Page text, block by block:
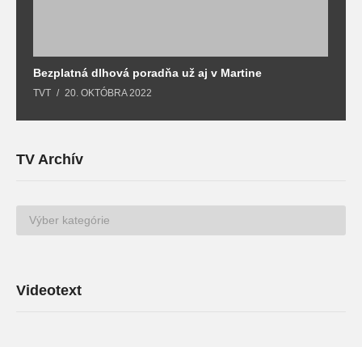
Bezplatná dlhová poradňa už aj v Martine
TVT 20. OKTÓBRA 2022
TV Archív
TV
Archív
Videotext